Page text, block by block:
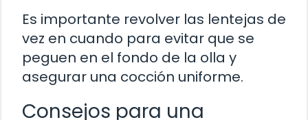
Es importante revolver las lentejas de
vez en cuando para evitar que se
peguen en el fondo de la olla y
asegurar una cocción uniforme.
Consejos para una